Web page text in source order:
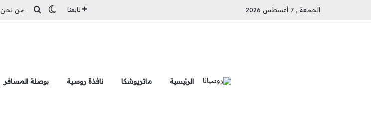
الجمعة , 7 أغسطس 2026 تابعنا الوضع المظلم
بحث عن
من نحن
الرئيسية ماتريوشكا نافذة روسية بوصلة المسافر